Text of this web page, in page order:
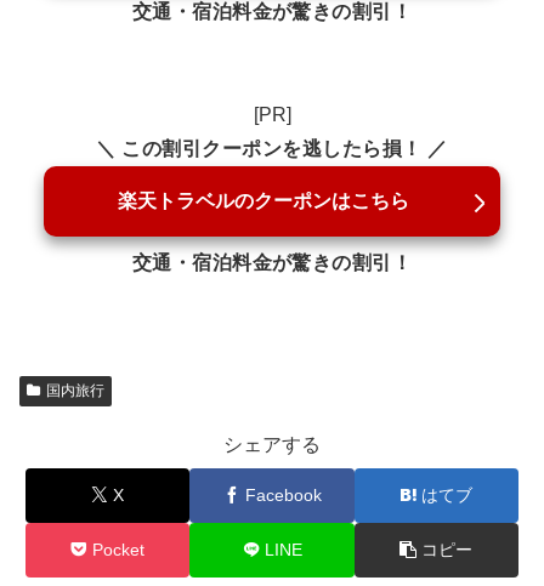
交通・宿泊料金が驚きの割引！
[PR]
＼ この割引クーポンを逃したら損！ ／
楽天トラベルのクーポンはこちら
交通・宿泊料金が驚きの割引！
国内旅行
シェアする
X Facebook はてブ
Pocket LINE コピー